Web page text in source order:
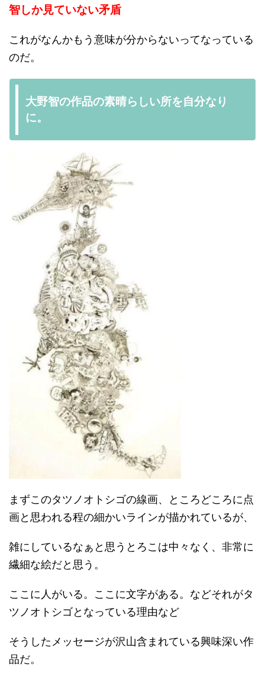
智しか見ていない矛盾
これがなんかもう意味が分からないってなっている
のだ。
大野智の作品の素晴らしい所を自分なり
に。
まずこのタツノオトシゴの線画、ところどころに点
画と思われる程の細かいラインが描かれているが、
雑にしているなぁと思うとろこは中々なく、非常に
繊細な絵だと思う。
ここに人がいる。ここに文字がある。などそれがタ
ツノオトシゴとなっている理由など
そうしたメッセージが沢山含まれている興味深い作
品だ。